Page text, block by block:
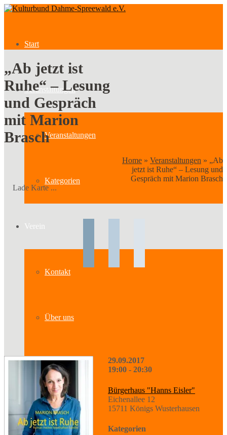
Start
Veranstaltungen
Veranstaltungen
Kategorien
Verein
Kontakt
Über uns
Geschichte
Sparten
„Ab jetzt ist
Ruhe“ – Lesung
und Gespräch
mit Marion
Brasch
Home » Veranstaltungen » „Ab
jetzt ist Ruhe“ – Lesung und
Gespräch mit Marion Brasch
Lade Karte ...
29.09.2017
19:00 - 20:30
Bürgerhaus "Hanns Eisler"
Eichenallee 12
15711 Königs Wusterhausen
Kategorien